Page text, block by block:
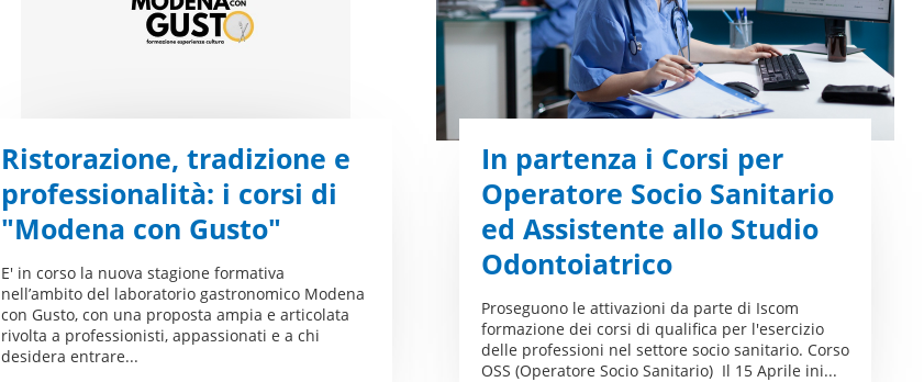
Ristorazione, tradizione e
professionalità: i corsi di
"Modena con Gusto"
E' in corso la nuova stagione formativa
nell’ambito del laboratorio gastronomico Modena
con Gusto, con una proposta ampia e articolata
rivolta a professionisti, appassionati e a chi
desidera entrare...
In partenza i Corsi per
Operatore Socio Sanitario
ed Assistente allo Studio
Odontoiatrico
Proseguono le attivazioni da parte di Iscom
formazione dei corsi di qualifica per l'esercizio
delle professioni nel settore socio sanitario. Corso
OSS (Operatore Socio Sanitario) Il 15 Aprile ini...